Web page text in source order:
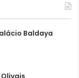
Baldaya